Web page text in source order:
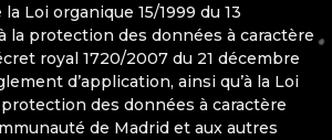
Loi organique 15/1999 du 13
la protection des données à caractère
royal 1720/2007 du 21 décembre
d’application, ainsi qu’à la Loi
des données à caractère
de Madrid et aux autres